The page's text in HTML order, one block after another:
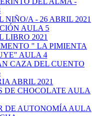
NIÑO/A - 26 ABRIL 2021
AULA 5
LIBRO 2021
" LA PIMIENTA
AULA 4
CAZA DEL CUENTO
ABRIL 2021
DE CHOCOLATE AULA
DE AUTONOMÍA AULA